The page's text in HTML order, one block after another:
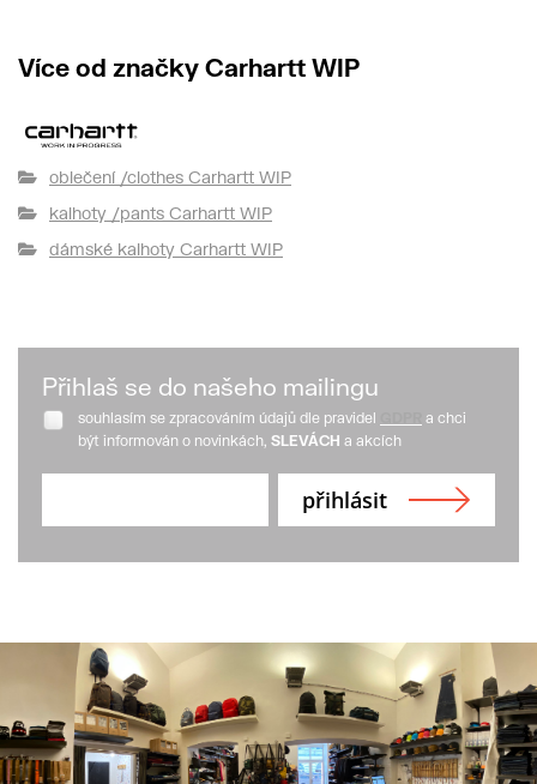
Více od značky Carhartt WIP
oblečení /clothes Carhartt WIP
kalhoty /pants Carhartt WIP
dámské kalhoty Carhartt WIP
Přihlaš se do našeho mailingu
souhlasím se zpracováním údajů dle pravidel
a chci
být informován o novinkách, SLEVÁCH a akcích